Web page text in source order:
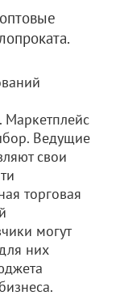
Маркетплейс
Ведущие
свои
торговая
могут
них